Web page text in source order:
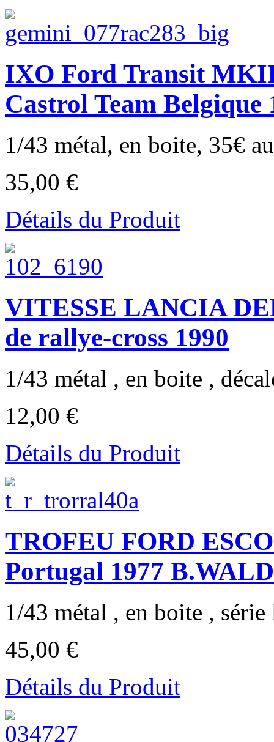
IXO Ford Transit
Castrol Team Belgique
1/43 métal, en boite, 35€
35,00 €
Détails du Produit
VITESSE LANCIA
de rallye-cross 1990
1/43 métal , en boite ,
12,00 €
Détails du Produit
TROFEU FORD
Portugal 1977
1/43 métal , en boite ,
45,00 €
Détails du Produit